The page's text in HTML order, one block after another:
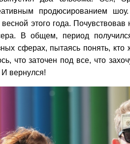
продюсированием
этого года. Почувствовав
В общем, период
сферах, пытаясь понять, кто
что заточен под все, что
И вернулся!